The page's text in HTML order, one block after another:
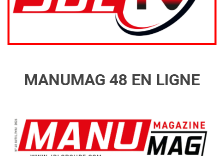
MANUMAG 48 EN LIGNE